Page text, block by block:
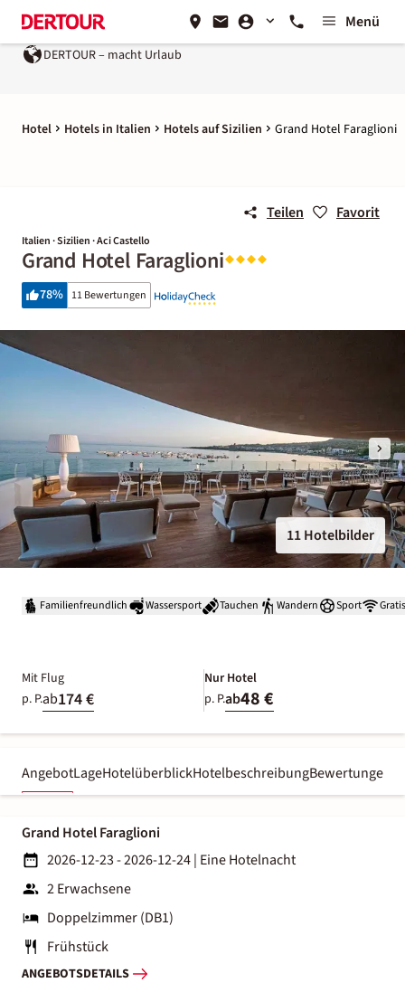
Menü
DERTOUR – macht Urlaub
Hotel Hotels in Italien Hotels auf Sizilien Grand Hotel Faraglioni
Teilen Favorit
Italien · Sizilien · Aci Castello
Grand Hotel Faraglioni
78% 11 Bewertungen
11 Hotelbilder
Familienfreundlich Wassersport Tauchen Wandern Sport
Mit Flug
p. P.ab174 €
Nur Hotel
p. P.ab48 €
AngebotLageHotelüberblickHotelbeschreibungBewertungen
Grand Hotel Faraglioni
2026-12-23 - 2026-12-24| Eine Hotelnacht
2 Erwachsene
Doppelzimmer (DB1)
Frühstück
ANGEBOTSDETAILS